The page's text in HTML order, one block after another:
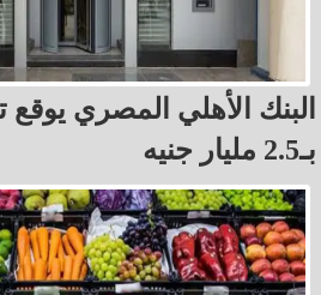
البنك الأهلي المصري يوقع
بـ2.5 مليار جنيه